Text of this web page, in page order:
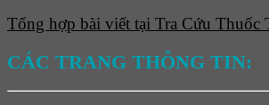
Tổng hợp bài viết tại Tra Cứu Thuốc
CÁC TRANG THÔNG TIN: